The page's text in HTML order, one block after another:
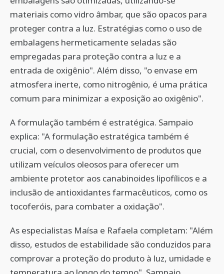
materiais como vidro âmbar, que são opacos para
proteger contra a luz. Estratégias como o uso de
embalagens hermeticamente seladas são
empregadas para proteção contra a luz e a
entrada de oxigênio". Além disso, "o envase em
atmosfera inerte, como nitrogênio, é uma prática
comum para minimizar a exposição ao oxigênio".
A formulação também é estratégica. Sampaio
explica: "A formulação estratégica também é
crucial, com o desenvolvimento de produtos que
utilizam veículos oleosos para oferecer um
ambiente protetor aos canabinoides lipofílicos e a
inclusão de antioxidantes farmacêuticos, como os
tocoferóis, para combater a oxidação".
As especialistas Maísa e Rafaela completam: "Além
disso, estudos de estabilidade são conduzidos para
comprovar a proteção do produto à luz, umidade e